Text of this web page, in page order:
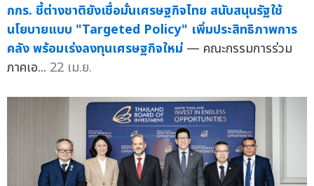
กกร. ชี้ต่างชาติยังเชื่อมั่นเศรษฐกิจไทย สนับสนุนรัฐใช้
นโยบายแบบ "Targeted Policy" เพิ่มประสิทธิภาพการ
คลัง พร้อมเร่งลงทุนเศรษฐกิจใหม่ — คณะกรรมการร่วม
ภาคเอ... 22 เม.ย.